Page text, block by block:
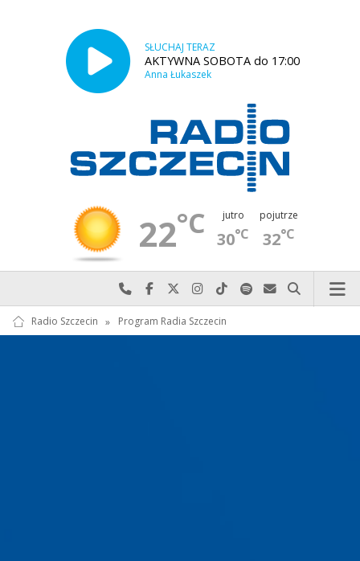
SŁUCHAJ TERAZ
AKTYWNA SOBOTA do 17:00
Anna Łukaszek
22°C jutro
30°C
pojutrze
32°C
Najlepiej po prostu do nas zadzwoń
Odwiedź nas na Facebook-u
Odwiedź nas na X
Odwiedź nas na Instagram-ie
Odwiedź nas na TikTok-u
Szukaj nas na Spotify
Wyślij do nas
Szukaj
Radio Szczecin » Program Radia Szczecin